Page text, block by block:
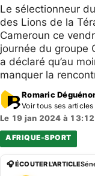
Le sélectionneur
des Lions de la
Cameroun ce
journée du groupe
a déclaré qu’au
manquer la
Romaric
Voir tous ses articles
Le 19 jan 2024 à 13:12
AFRIQUE-SPORT
🎧 ÉCOUTER L'ARTICLE